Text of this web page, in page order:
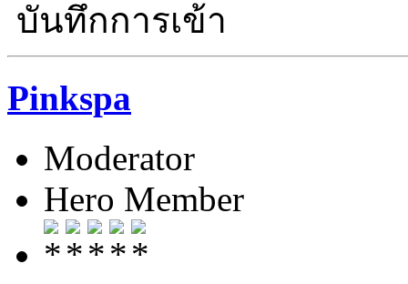
บันทึกการเข้า
Pinkspa
Moderator
Hero Member